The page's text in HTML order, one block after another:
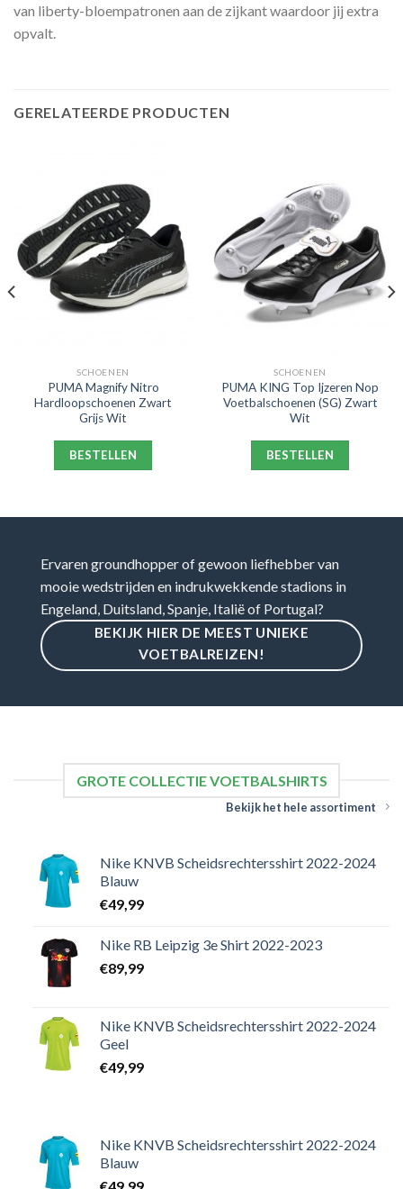
van liberty-bloempatronen aan de zijkant waardoor jij extra
opvalt.
GERELATEERDE PRODUCTEN
SCHOENEN
PUMA Magnify Nitro
Hardloopschoenen Zwart
Grijs Wit
BESTELLEN
SCHOENEN
PUMA KING Top Ijzeren Nop
Voetbalschoenen (SG) Zwart
Wit
BESTELLEN
Ervaren groundhopper of gewoon liefhebber van
mooie wedstrijden en indrukwekkende stadions in
Engeland, Duitsland, Spanje, Italië of Portugal?
BEKIJK HIER DE MEEST UNIEKE
VOETBALREIZEN!
GROTE COLLECTIE VOETBALSHIRTS
Bekijk het hele assortiment
Nike KNVB Scheidsrechtersshirt 2022-2024
Blauw
€49,99
Nike RB Leipzig 3e Shirt 2022-2023
€89,99
Nike KNVB Scheidsrechtersshirt 2022-2024
Geel
€49,99
Nike KNVB Scheidsrechtersshirt 2022-2024
Blauw
€49,99